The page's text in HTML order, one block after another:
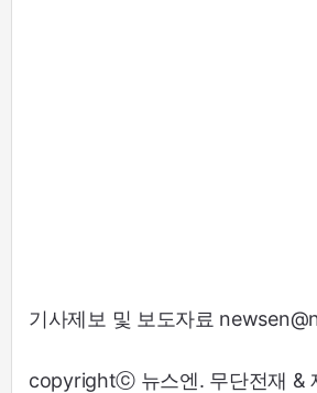
기사제보 및 보도자료
copyrightⓒ 뉴스엔. 무단전재 &